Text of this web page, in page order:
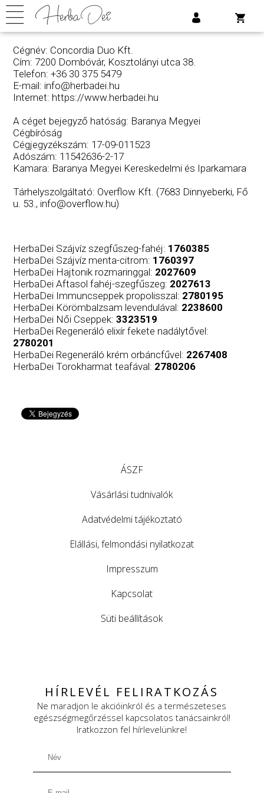
Cégnév: Concordia Duo Kft.
Cím: 7200 Dombóvár, Kosztolányi utca 38.
Telefon: +36 30 375 5479
E-mail: info@herbadei.hu
Internet: https://www.herbadei.hu
A céget bejegyző hatóság: Baranya Megyei
Cégbíróság
Cégjegyzékszám: 17-09-011523
Adószám: 11542636-2-17
Kamara: Baranya Megyei Kereskedelmi és Iparkamara
Tárhelyszolgáltató: Overflow Kft. (7683 Dinnyeberki, Fő
u. 53., info@overflow.hu)
HerbaDei Szájvíz szegfűszeg-fahéj: 1760385
HerbaDei Szájvíz menta-citrom: 1760397
HerbaDei Hajtonik rozmaringgal: 2027609
HerbaDei Aftasol fahéj-szegfűszeg: 2027613
HerbaDei Immuncseppek propolisszal: 2780195
HerbaDei Körömbalzsam levendulával: 2238600
HerbaDei Női Cseppek:3323519
HerbaDei Regeneráló elixír fekete nadálytővel:
2780201
HerbaDei Regeneráló krém orbáncfűvel: 2267408
HerbaDei Torokharmat teafával: 2780206
HÍRLEVÉL FELIRATKOZÁS
Ne maradjon le akcióinkról és a természeteses
egészségmegőrzéssel kapcsolatos tanácsainkról!
Iratkozzon fel hírlevelünkre!
ÁSZF
Vásárlási tudnivalók
Adatvédelmi tájékoztató
Elállási, felmondási nyilatkozat
Impresszum
Kapcsolat
Süti beállítások